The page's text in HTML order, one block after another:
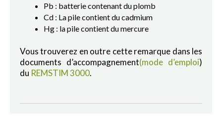
Pb : batterie contenant du plomb
Cd : La pile contient du cadmium
Hg : la pile contient du mercure
Vous trouverez en outre cette remarque dans les
documents d’accompagnement(mode d’emploi)
du REMSTIM 3000.